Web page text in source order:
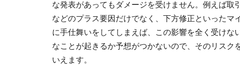
な発表があってもダメージを受けません。例えば
などのプラス要因だけでなく、下方修正といった
に手仕舞いをしてしまえば、この影響を全く受け
なことが起きるか予想がつかないので、そのリスク
いえます。